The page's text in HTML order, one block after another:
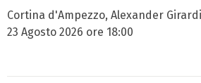
Cortina d'Ampezzo, Alexander
23 Agosto 2026 ore 18:00